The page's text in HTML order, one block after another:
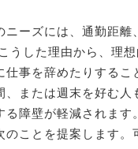
ーズには、通勤距
うした理由から、理
事を辞めたりする
、または週末を好む
る障壁が軽減されま
ことを提案します